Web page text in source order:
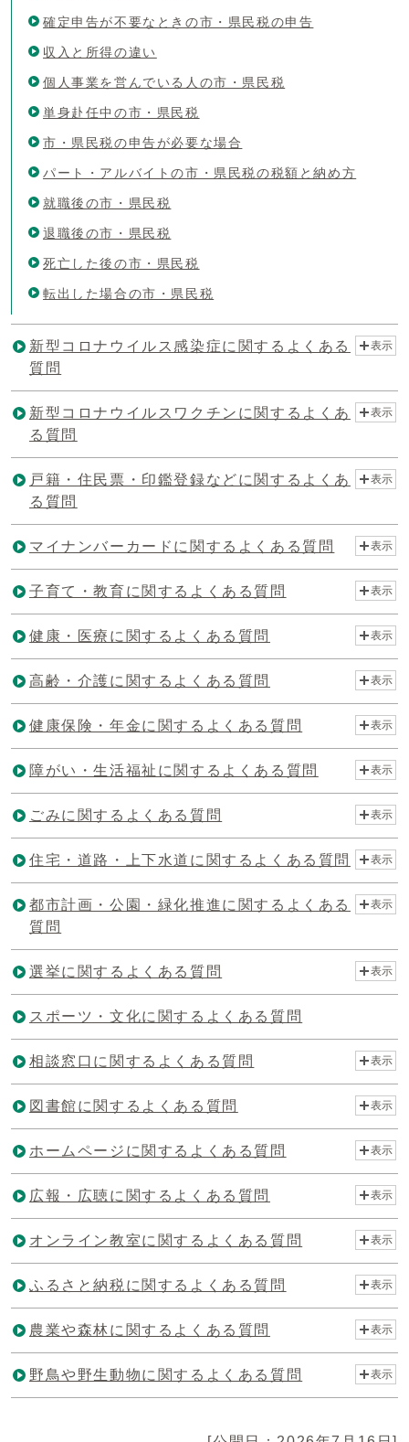
確定申告が不要なときの市・県民税の申告
収入と所得の違い
個人事業を営んでいる人の市・県民税
単身赴任中の市・県民税
市・県民税の申告が必要な場合
パート・アルバイトの市・県民税の税額と納め方
就職後の市・県民税
退職後の市・県民税
死亡した後の市・県民税
転出した場合の市・県民税
新型コロナウイルス感染症に関するよくある
質問
表示
新型コロナウイルスワクチンに関するよくあ
る質問
表示
戸籍・住民票・印鑑登録などに関するよくあ
る質問
表示
マイナンバーカードに関するよくある質問 表示
子育て・教育に関するよくある質問 表示
健康・医療に関するよくある質問 表示
高齢・介護に関するよくある質問 表示
健康保険・年金に関するよくある質問 表示
障がい・生活福祉に関するよくある質問 表示
ごみに関するよくある質問 表示
住宅・道路・上下水道に関するよくある質問 表示
都市計画・公園・緑化推進に関するよくある
質問
表示
選挙に関するよくある質問 表示
スポーツ・文化に関するよくある質問
相談窓口に関するよくある質問 表示
図書館に関するよくある質問 表示
ホームページに関するよくある質問 表示
広報・広聴に関するよくある質問 表示
オンライン教室に関するよくある質問 表示
ふるさと納税に関するよくある質問 表示
農業や森林に関するよくある質問 表示
野鳥や野生動物に関するよくある質問 表示